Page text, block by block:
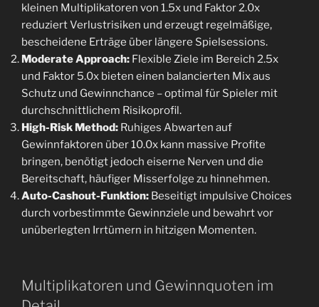
kleinen Multiplikatoren von 1.5x und Faktor 2.0x
reduziert Verlustrisiken und erzeugt regelmäßige,
bescheidene Erträge über längere Spielsessions.
Moderate Approach: Flexible Ziele im Bereich 2.5x
und Faktor 5.0x bieten einen balancierten Mix aus
Schutz und Gewinnchance – optimal für Spieler mit
durchschnittlichem Risikoprofil.
High-Risk Method: Ruhiges Abwarten auf
Gewinnfaktoren über 10.0x kann massive Profite
bringen, benötigt jedoch eiserne Nerven und die
Bereitschaft, häufiger Misserfolge zu hinnehmen.
Auto-Cashout-Funktion: Beseitigt impulsive Choices
durch vorbestimmte Gewinnziele und bewahrt vor
unüberlegten Irrtümern in hitzigen Momenten.
Multiplikatoren und Gewinnquoten im